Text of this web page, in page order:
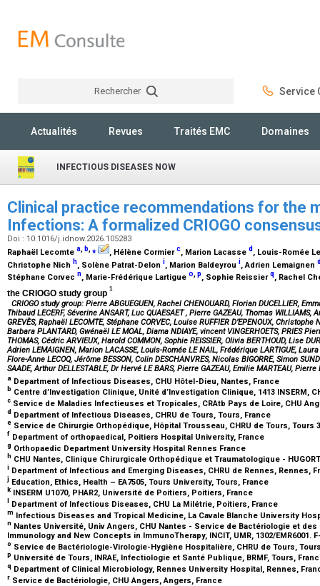
Rechercher Service
Actualités Revues Traités EMC Domaines
INFECTIOUS DISEASES NOW
Clinical practice recommendations for the
Infections: A formalized CRIOGO
Doi : 10.1016/j.idnow.2026.105283
Raphaël Lecomte a, b,⁎ , Hélène Cormierc, Marion Lacasse d , Louis-Romée
Christophe Nich h, Solène Patrat-Delon i, Marion Baldeyrou i, Adrien Lemaignen
Stéphane Corvec n, Marie-Frédérique Lartigue o,p, Sophie Reissierq, Rachel
the CRIOGO study group
1
CRIOGO study group: Pierre ABGUEGUEN, Rachel CHENOUARD, Florian DUCELLIER,
Thibaud LECERF, Séverine ANSART, Luc QUAESAET , Pierre GAZEAU, Thomas WILLIAMS,
GREVÈS, Raphaël LECOMTE, Stéphane CORVEC, Louise RUFFIER D’EPENOUX, Christophe
Barbara PLANTARD, Gwénaël LE MOAL, Diama NDIAYE, vincent VINGERHOETS, PRIES
THOMAS, Cédric ARVIEUX, Harold COMMON, Sophie REISSIER, Olivia BERTHOUD, Lise
Adrien LEMAIGNEN, Marion LACASSE, Louis-Romée LE NAIL, Frédérique LARTIGUE,
Flore-Anne LECOQ, Jérôme BESSON, Colin DESCHANVRES, Nicolas BIGORRE, Simon
SAADE, Arthur DELLESTABLE, Dr Hervé LE BARS, Pierre GAZEAU, Emilie MARTEAU, Pierre
a Department of Infectious Diseases, CHU Hôtel-Dieu, Nantes, France
b Centre d’Investigation Clinique, Unité d’Investigation Clinique, 1413 INSERM,
c Service de Maladies Infectieuses et Tropicales, CRAtb Pays de Loire, CHU
d Department of Infectious Diseases, CHRU de Tours, Tours, France
e Service de Chirurgie Orthopédique, Hôpital Trousseau, CHRU de Tours, Tours
f Department of orthopaedical, Poitiers Hospital University, France
g Orthopaedic Department University Hospital Rennes France
h CHU Nantes, Clinique Chirurgicale Orthopédique et Traumatologique -
i Department of Infectious and Emerging Diseases, CHRU de Rennes, Rennes,
j Education, Ethics, Health – EA7505, Tours University, Tours, France
k INSERM U1070, PHAR2, Université de Poitiers, Poitiers, France
Department of Infectious Diseases, CHU La Milétrie, Poitiers, France
m Infectious Diseases and Tropical Medicine, La Cavale Blanche University
n Nantes Université, Univ Angers, CHU Nantes - Service de Bactériologie et
Immunology and New Concepts in ImmunoTherapy, INCIT, UMR, 1302/EMR6001.
o Service de Bactériologie-Virologie-Hygiène Hospitalière, CHRU de Tours,
p Université de Tours, INRAE, Infectiologie et Santé Publique, BRMF, Tours,
q Department of Clinical Microbiology, Rennes University Hospital, Rennes,
r Service de Bactériologie, CHU Angers, Angers, France